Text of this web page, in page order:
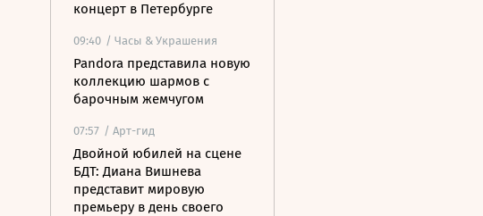
концерт в Петербурге
09:40 / Часы & Украшения
Pandora представила новую
коллекцию шармов с
барочным жемчугом
07:57 / Арт-гид
Двойной юбилей на сцене
БДТ: Диана Вишнева
представит мировую
премьеру в день своего